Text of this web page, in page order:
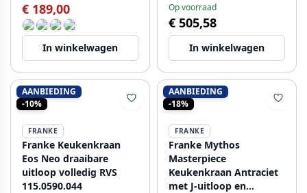
€ 189,00
In winkelwagen
Op voorraad
€ 505,58
In winkelwagen
AANBIEDING
-10%
FRANKE
Franke Keukenkraan
Eos Neo draaibare
uitloop volledig RVS
115.0590.044
AANBIEDING
-18%
FRANKE
Franke Mythos
Masterpiece
Keukenkraan Antraciet
met J-uitloop en